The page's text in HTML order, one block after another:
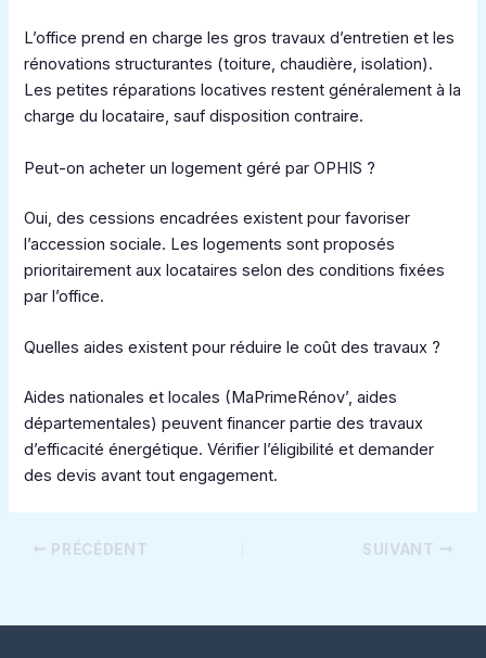
L’office prend en charge les gros travaux d’entretien et les
rénovations structurantes (toiture, chaudière, isolation).
Les petites réparations locatives restent généralement à la
charge du locataire, sauf disposition contraire.
Peut-on acheter un logement géré par OPHIS ?
Oui, des cessions encadrées existent pour favoriser
l’accession sociale. Les logements sont proposés
prioritairement aux locataires selon des conditions fixées
par l’office.
Quelles aides existent pour réduire le coût des travaux ?
Aides nationales et locales (MaPrimeRénov’, aides
départementales) peuvent financer partie des travaux
d’efficacité énergétique. Vérifier l’éligibilité et demander
des devis avant tout engagement.
PRÉCÉDENT SUIVANT